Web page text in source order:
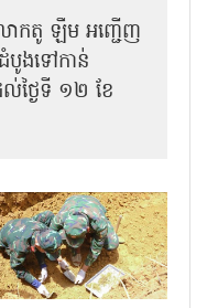
លោកតូ ឡឹម អញ្ជើញ
ដំបូងទៅកាន់
ថ្ងៃទី ១២ ខែ